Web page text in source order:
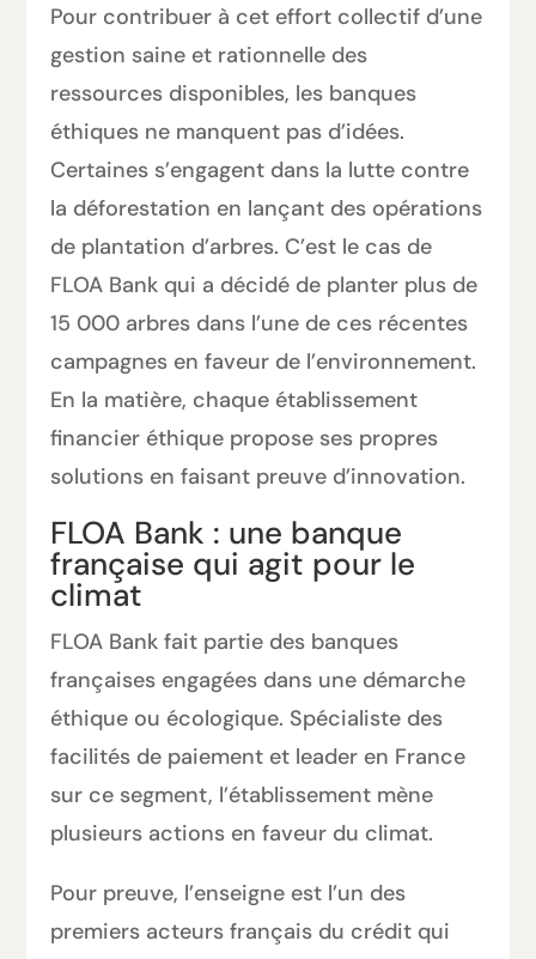
Pour contribuer à cet effort collectif d’une
gestion saine et rationnelle des
ressources disponibles, les banques
éthiques ne manquent pas d’idées.
Certaines s’engagent dans la lutte contre
la déforestation en lançant des opérations
de plantation d’arbres. C’est le cas de
FLOA Bank qui a décidé de planter plus de
15 000 arbres dans l’une de ces récentes
campagnes en faveur de l’environnement.
En la matière, chaque établissement
financier éthique propose ses propres
solutions en faisant preuve d’innovation.
FLOA Bank : une banque
française qui agit pour le
climat
FLOA Bank fait partie des banques
françaises engagées dans une démarche
éthique ou écologique. Spécialiste des
facilités de paiement et leader en France
sur ce segment, l’établissement mène
plusieurs actions en faveur du climat.
Pour preuve, l’enseigne est l’un des
premiers acteurs français du crédit qui